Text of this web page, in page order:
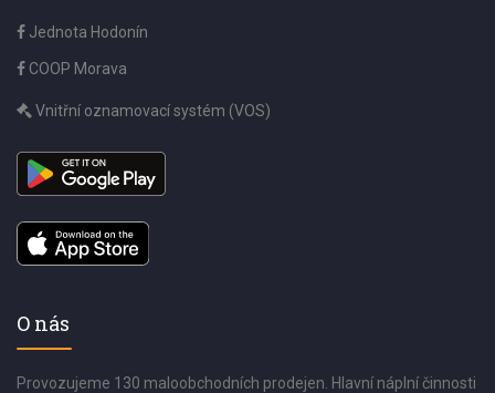
Jednota Hodonín
COOP Morava
Vnitřní oznamovací systém (VOS)
O nás
Provozujeme 130 maloobchodních prodejen. Hlavní náplní činnosti